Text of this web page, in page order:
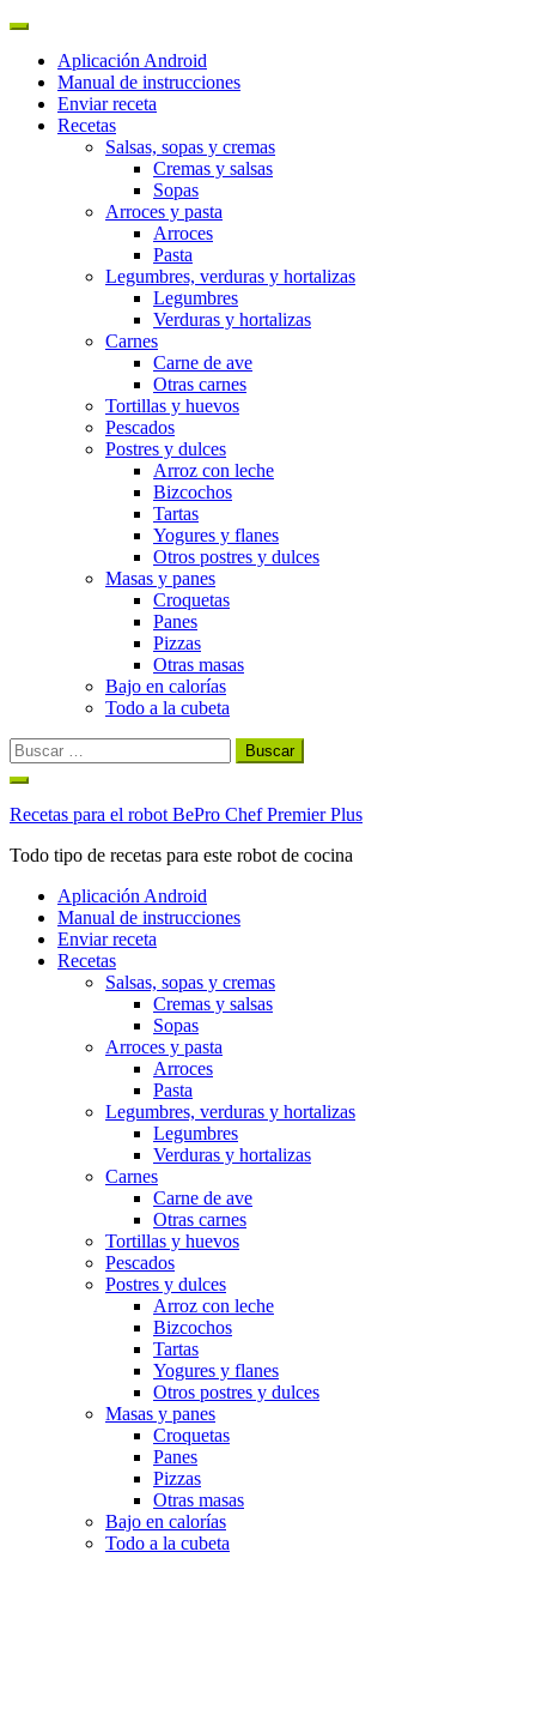
Aplicación Android
Manual de instrucciones
Enviar receta
Recetas
Salsas, sopas y cremas
Cremas y salsas
Sopas
Arroces y pasta
Arroces
Pasta
Legumbres, verduras y hortalizas
Legumbres
Verduras y hortalizas
Carnes
Carne de ave
Otras carnes
Tortillas y huevos
Pescados
Postres y dulces
Arroz con leche
Bizcochos
Tartas
Yogures y flanes
Otros postres y dulces
Masas y panes
Croquetas
Panes
Pizzas
Otras masas
Bajo en calorías
Todo a la cubeta
Buscar:
Ir
contenido
Recetas para el robot BePro Chef Premier Plus
Todo tipo de recetas para este robot de cocina
Aplicación Android
Manual de instrucciones
Enviar receta
Recetas
Salsas, sopas y cremas
Cremas y salsas
Sopas
Arroces y pasta
Arroces
Pasta
Legumbres, verduras y hortalizas
Legumbres
Verduras y hortalizas
Carnes
Carne de ave
Otras carnes
Tortillas y huevos
Pescados
Postres y dulces
Arroz con leche
Bizcochos
Tartas
Yogures y flanes
Otros postres y dulces
Masas y panes
Croquetas
Panes
Pizzas
Otras masas
Bajo en calorías
Todo a la cubeta